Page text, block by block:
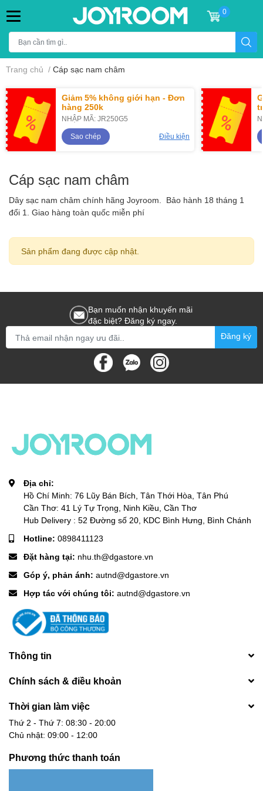
0
Trang chủ / Cáp sạc nam châm
Giảm 5% không giới hạn - Đơn
hàng 250k
NHẬP MÃ: JR250G5
Sao chép
Điều kiện
Cáp sạc nam châm
Dây sạc nam châm chính hãng Joyroom. Bảo hành 18 tháng 1
đổi 1. Giao hàng toàn quốc miễn phí
Sản phẩm đang được cập nhật.
Bạn muốn nhận khuyến mãi
đặc biệt? Đăng ký ngay.
Đăng ký
Địa chỉ:
Hồ Chí Minh: 76 Lũy Bán Bích, Tân Thới Hòa, Tân Phú
Cần Thơ: 41 Lý Tự Trọng, Ninh Kiều, Cần Thơ
Hub Delivery : 52 Đường số 20, KDC Bình Hưng, Bình Chánh
Hotline: 0898411123
Đặt hàng tại: nhu.th@dgastore.vn
Góp ý, phản ánh: autnd@dgastore.vn
Hợp tác với chúng tôi: autnd@dgastore.vn
Thông tin
Chính sách & điều khoản
Thời gian làm việc
Thứ 2 - Thứ 7: 08:30 - 20:00
Chủ nhật: 09:00 - 12:00
Phương thức thanh toán